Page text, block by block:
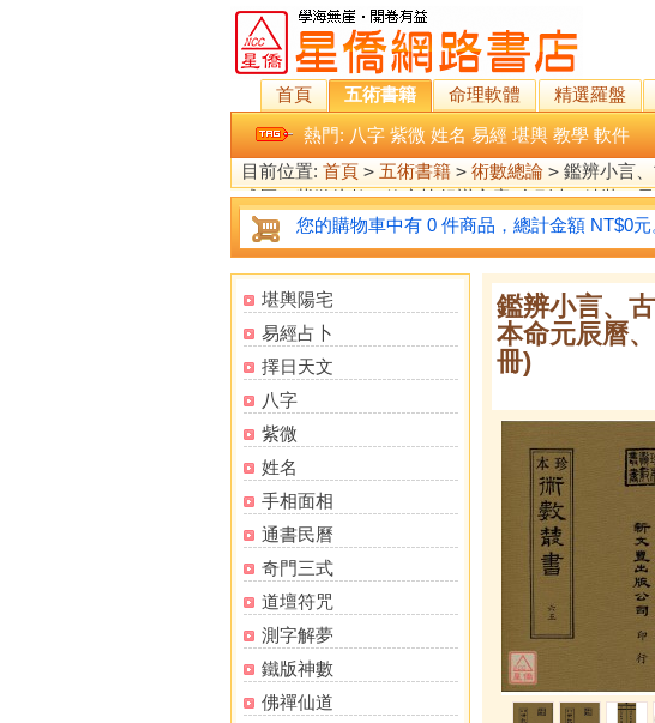
首頁 五術書籍 命理軟體 精選羅盤
熱門: 八字 紫微 姓名 易經 堪輿 教學 軟件
目前位置: 首頁 > 五術書籍 > 術數總論 > 鑑辨小言
成曆、紫微斗數、欽定協紀辯方案(合刊本)(精裝二
您的購物車中有 0 件商品，總計金額 NT$0元
堪輿陽宅
易經占卜
擇日天文
八字
紫微
姓名
手相面相
通書民曆
奇門三式
道壇符咒
測字解夢
鐵版神數
佛禪仙道
鑑辨小言、
本命元辰曆
冊)